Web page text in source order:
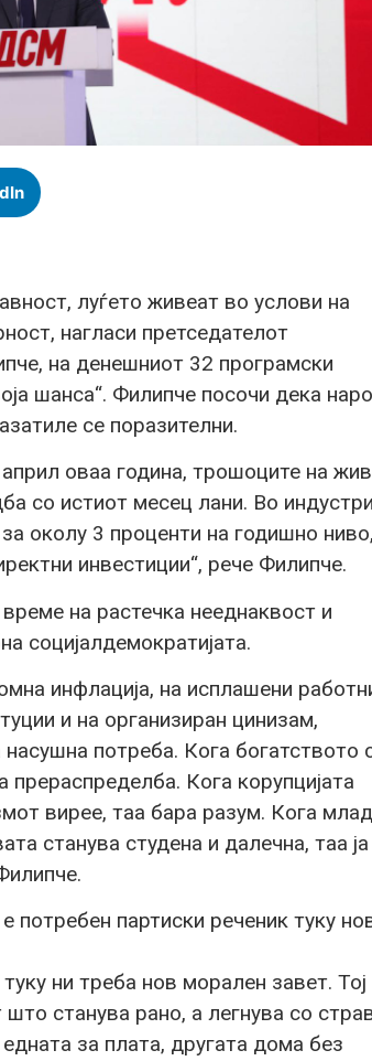
луѓето живеат во услови на
нагласи претседателот
на денешниот 32 програмски
шанса“. Филипче посочи дека
се поразителни.
оваа година, трошоците на
со истиот месец лани. Во
околу 3 проценти на годишно
инвестиции“, рече Филипче.
на растечка нееднаквост и
социјалдемократијата.
инфлација, на исплашени
и на организиран цинизам,
потреба. Кога богатството
Кога корупцијата
вирее, таа бара разум. Кога
станува студена и далечна, таа ја
партиски реченик туку
ни треба нов морален завет. Тој
станува рано, а легнува со
за плата, другата дома без